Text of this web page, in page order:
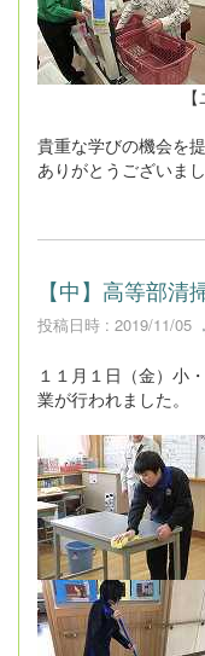
【ユニバー
貴重な学びの機会を
ありがとうございまし
【中】高等部清
投稿日時 : 2019/11/05
１１月１日（金）小
業が行われました。